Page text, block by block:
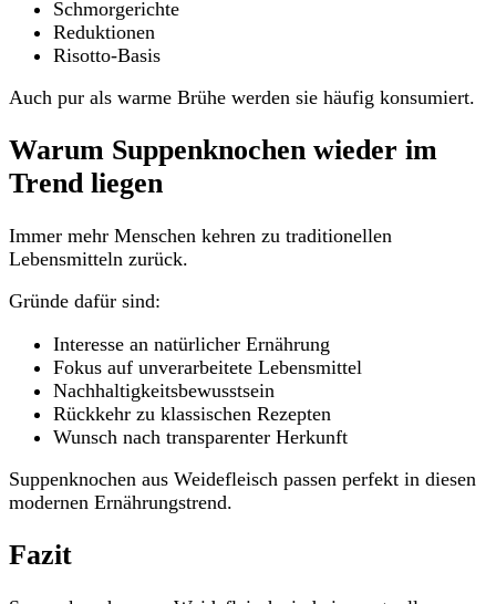
Schmorgerichte
Reduktionen
Risotto-Basis
Auch pur als warme Brühe werden sie häufig konsumiert.
Warum Suppenknochen wieder im
Trend liegen
Immer mehr Menschen kehren zu traditionellen
Lebensmitteln zurück.
Gründe dafür sind:
Interesse an natürlicher Ernährung
Fokus auf unverarbeitete Lebensmittel
Nachhaltigkeitsbewusstsein
Rückkehr zu klassischen Rezepten
Wunsch nach transparenter Herkunft
Suppenknochen aus Weidefleisch passen perfekt in diesen
modernen Ernährungstrend.
Fazit